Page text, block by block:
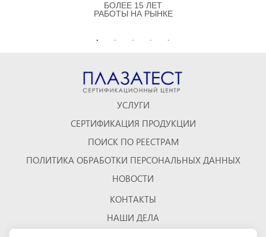
БОЛЕЕ 15 ЛЕТ
РАБОТЫ НА РЫНКЕ
УСЛУГИ
СЕРТИФИКАЦИЯ ПРОДУКЦИИ
ПОИСК ПО РЕЕСТРАМ
ПОЛИТИКА ОБРАБОТКИ ПЕРСОНАЛЬНЫХ ДАННЫХ
НОВОСТИ
КОНТАКТЫ
НАШИ ДЕЛА